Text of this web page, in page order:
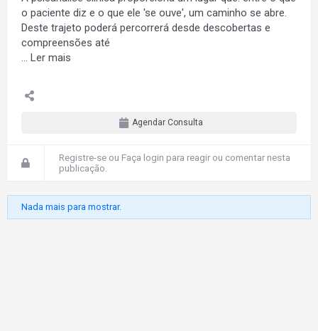
o paciente diz e o que ele 'se ouve', um caminho se abre.
Deste trajeto poderá percorrerá desde descobertas e
compreensões até
… Ler mais
Agendar Consulta
Registre-se ou Faça login para reagir ou comentar nesta
publicação.
Nada mais para mostrar.